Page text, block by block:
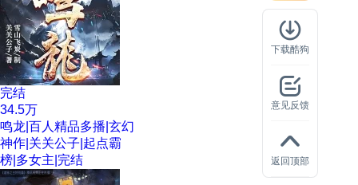
完结
34.5万
鸣龙|百人精品多播|玄幻
神作|关关公子|起点霸
榜|多女主|完结
下载酷狗
意见反馈
返回顶部